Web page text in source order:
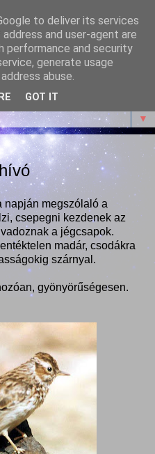
életemből. Mosollyal,
csokival.
▼
napján megszólaló a
csepegni kezdenek az
a jégcsapok.
madár, csodákra
szárnyal.
gyönyörűségesen.
to deliver its services
and user-agent are
performance and security
generate usage
abuse.
GOT IT